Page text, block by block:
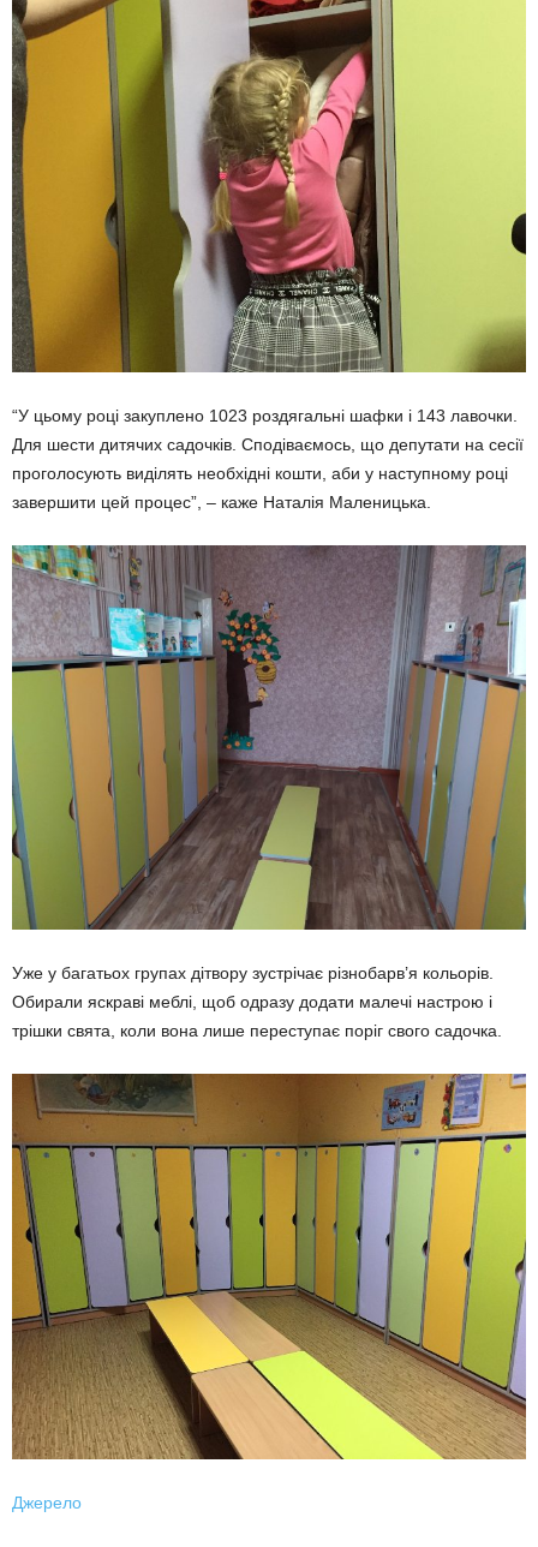
“У цьому році закуплено 1023 роздягальні шафки і 143 лавочки.
Для шести дитячих садочків. Сподіваємось, що депутати на сесії
проголосують виділять необхідні кошти, аби у наступному році
завершити цей процес”, – каже Наталія Маленицька.
Уже у багатьох групах дітвору зустрічає різнобарв’я кольорів.
Обирали яскраві меблі, щоб одразу додати малечі настрою і
трішки свята, коли вона лише переступає поріг свого садочка.
Джерело